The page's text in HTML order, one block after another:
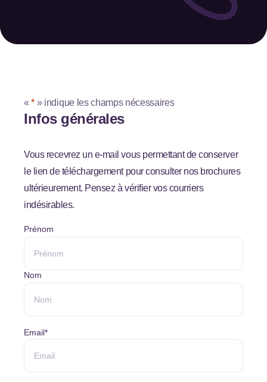
«* » indique les champs nécessaires
Infos générales
Vous recevrez un e-mail vous permettant de conserver
le lien de téléchargement pour consulter nos brochures
ultérieurement. Pensez à vérifier vos courriers
indésirables.
*Prénom
Nom
Email*